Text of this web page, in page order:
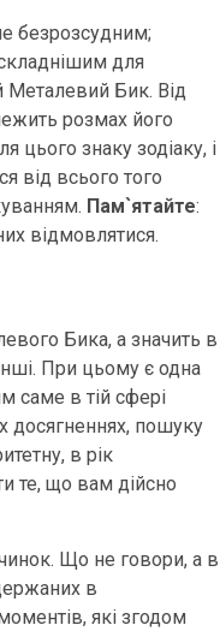
безрозсудним;
для
Металевий Бик. Від
розмах його
цього знаку зодіаку, і
від всього того
Пам`ятайте:
відмовлятися.
Бика, а значить в
При цьому є одна
саме в тій сфері
досягненнях, пошуку
в рік
те, що вам дійсно
Що не говори, а в
в
які згодом